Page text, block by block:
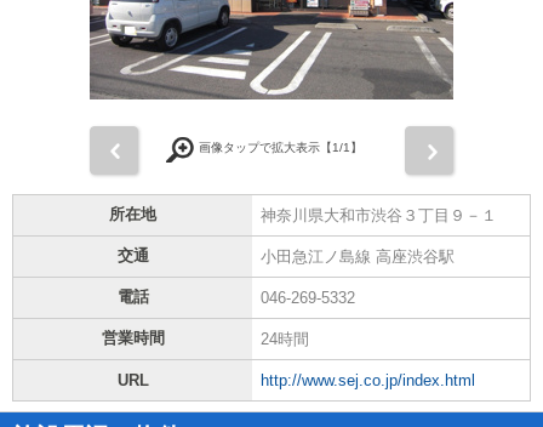
画像タップで拡大表示【1/1】
所在地 神奈川県大和市渋谷３丁目９－１
交通 小田急江ノ島線 高座渋谷駅
電話 046-269-5332
営業時間 24時間
URL http://www.sej.co.jp/index.html